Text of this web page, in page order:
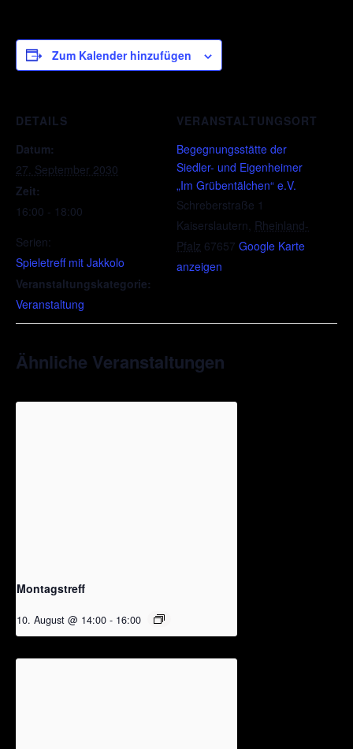
Zum Kalender hinzufügen
DETAILS
Datum:
27. September 2030
Zeit:
16:00 - 18:00
Serien:
Spieletreff mit Jakkolo
Veranstaltungskategorie:
Veranstaltung
VERANSTALTUNGSORT
Begegnungsstätte der
Siedler- und Eigenheimer
„Im Grübentälchen“ e.V.
Schreberstraße 1
Kaiserslautern Rheinland-
Pfalz 67657 Google Karte
anzeigen
Ähnliche Veranstaltungen
Montagstreff
10. August @ 14:00 - 16:00